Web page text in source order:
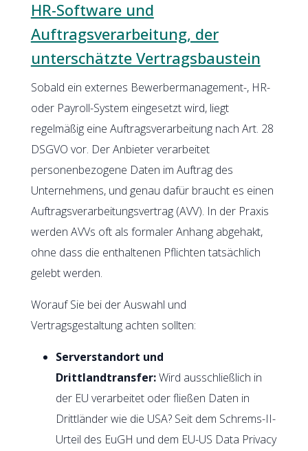
HR-Software und
Auftragsverarbeitung, der
unterschätzte Vertragsbaustein
Sobald ein externes Bewerbermanagement-, HR-
oder Payroll-System eingesetzt wird, liegt
regelmäßig eine Auftragsverarbeitung nach Art. 28
DSGVO vor. Der Anbieter verarbeitet
personenbezogene Daten im Auftrag des
Unternehmens, und genau dafür braucht es einen
Auftragsverarbeitungsvertrag (AVV). In der Praxis
werden AVVs oft als formaler Anhang abgehakt,
ohne dass die enthaltenen Pflichten tatsächlich
gelebt werden.
Worauf Sie bei der Auswahl und
Vertragsgestaltung achten sollten:
Serverstandort und
Drittlandtransfer:Wird ausschließlich in
der EU verarbeitet oder fließen Daten in
Drittländer wie die USA? Seit dem Schrems-II-
Urteil des EuGH und dem EU-US Data Privacy